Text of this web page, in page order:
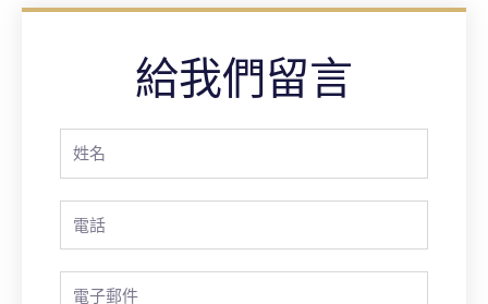
給我們留言
Name